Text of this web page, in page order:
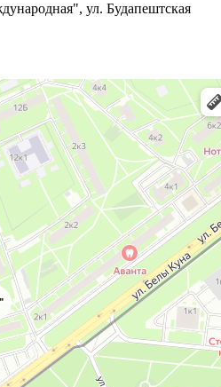
ул. Будапештская